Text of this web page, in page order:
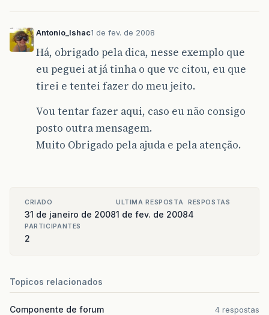
Antonio_Ishac1 de fev. de 2008
Há, obrigado pela dica, nesse exemplo que
eu peguei at já tinha o que vc citou, eu que
tirei e tentei fazer do meu jeito.
Vou tentar fazer aqui, caso eu não consigo
posto outra mensagem.
Muito Obrigado pela ajuda e pela atenção.
CRIADO
31 de janeiro de 2008
ULTIMA RESPOSTA
1 de fev. de 2008
RESPOSTAS
4
PARTICIPANTES
2
Topicos relacionados
Componente de forum 4 respostas